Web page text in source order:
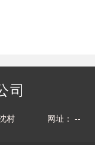
司
村 网址： --